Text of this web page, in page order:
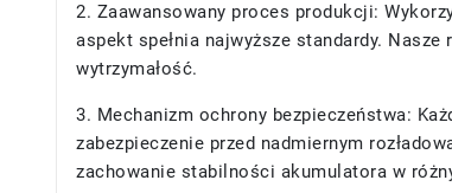
2. Zaawansowany proces produkcji:
aspekt spełnia najwyższe standardy.
wytrzymałość.
3. Mechanizm ochrony bezpieczeństwa:
zabezpieczenie przed nadmiernym
zachowanie stabilności akumulatora w